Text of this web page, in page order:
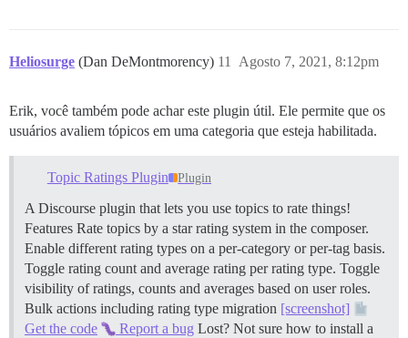
Heliosurge (Dan DeMontmorency) Agosto 7, 2021, 8:12pm
11
Erik, você também pode achar este plugin útil. Ele permite que os
usuários avaliem tópicos em uma categoria que esteja habilitada.
Topic Ratings Plugin Plugin
A Discourse plugin that lets you use topics to rate things!
Features Rate topics by a star rating system in the composer.
Enable different rating types on a per-category or per-tag basis.
Toggle rating count and average rating per rating type. Toggle
visibility of ratings, counts and averages based on user roles.
Bulk actions including rating type migration [screenshot]
Get the code
Report a bug Lost? Not sure how to install a